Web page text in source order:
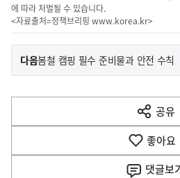
에 따라 처벌될 수 있습니다.
<자료출처=정책브리핑 www.korea.kr>
이
전
다
음
다음기
사
봄철 캠핑 필수 준비물과 안전 수칙
공유
열
기
좋아요
댓글보